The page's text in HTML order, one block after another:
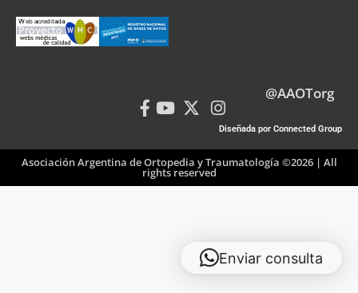
@AAOTorg
Diseñada por Connected Group
Asociación Argentina de Ortopedia y Traumatología ©2026 | All
rights reserved
Enviar consulta